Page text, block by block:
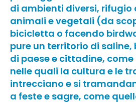
di ambienti diversi, rifugio
animali e vegetali (da
bicicletta o facendo
pure un territorio di
di paese e cittadine,
nelle quali la cultura e le
intrecciano e si
a feste e sagre, come